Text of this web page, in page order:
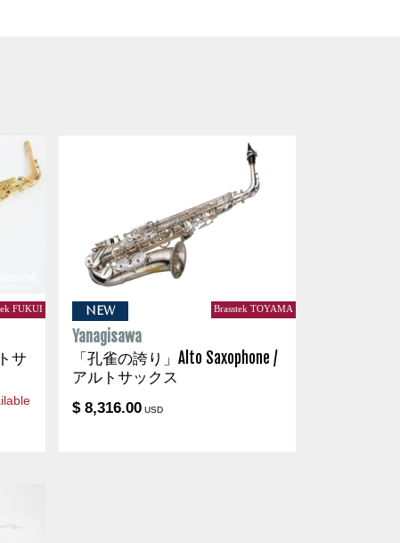
FUKUI
サ
NEW Brasstek TOYAMA
Yanagisawa
「孔雀の誇り」Alto Saxophone /
アルトサックス
$ 8,316.00USD